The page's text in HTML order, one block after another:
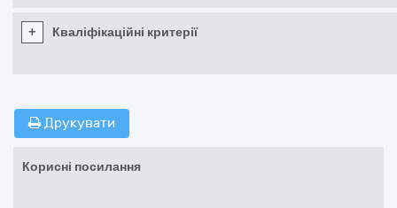
+ Кваліфікаційні критерії
Друкувати
Корисні посилання